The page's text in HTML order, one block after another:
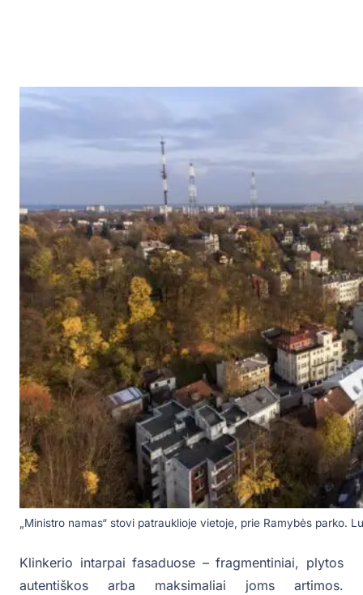
„Ministro namas“ stovi patrauklioje vietoje, prie Ramybės parko.
Klinkerio intarpai fasaduose – fragmentiniai, plytos
autentiškos arba maksimaliai joms artimos.